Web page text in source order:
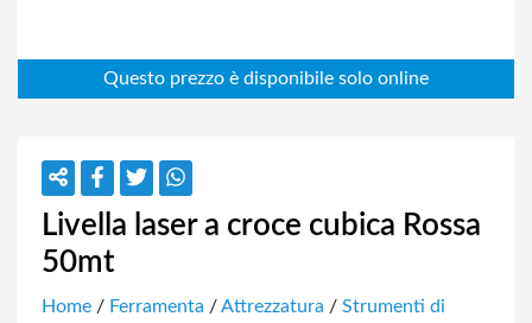
Livella laser a croce cubica Rossa
50mt
Home / Ferramenta /Attrezzatura / Strumenti di